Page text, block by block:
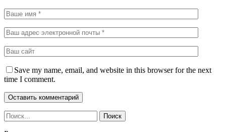
Save my name, email, and website in this browser for the next
time I comment.